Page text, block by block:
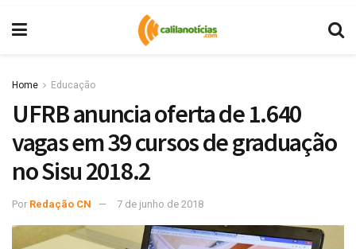
Home Educação
UFRB anuncia oferta de 1.640
vagas em 39 cursos de graduação
no Sisu 2018.2
Por Redação CN 7 de junho de 2018